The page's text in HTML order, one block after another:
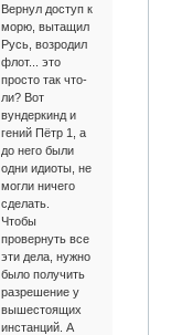
Вернул доступ к
морю, вытащил
Русь, возродил
флот... это
просто так что-
ли? Вот
вундеркинд и
гений Пётр 1, а
до него были
одни идиоты, не
могли ничего
сделать.
Чтобы
провернуть все
эти дела, нужно
было получить
разрешение у
вышестоящих
инстанций. А